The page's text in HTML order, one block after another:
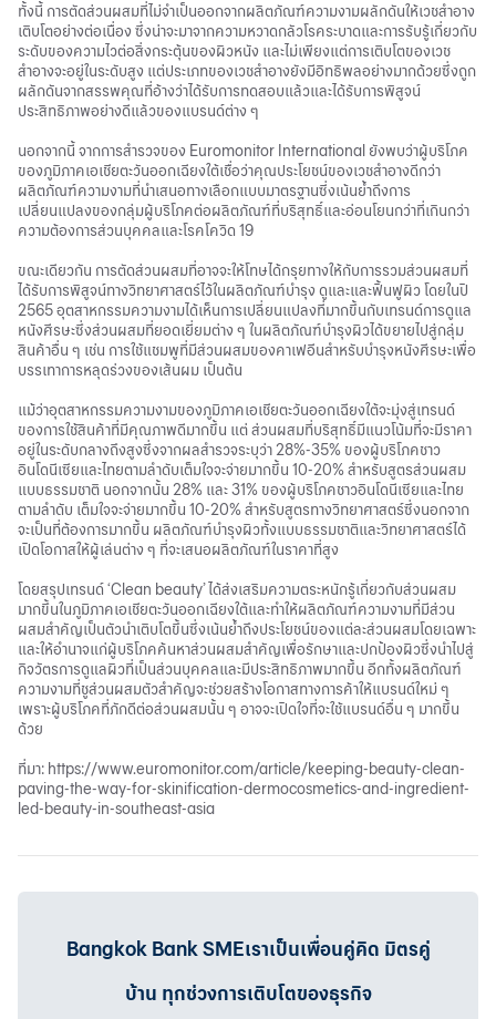
ทั้งนี้ การตัดส่วนผสมที่ไม่จำเป็นออกจากผลิตภัณฑ์ความงามผลักดันให้เวชสำอาง
เติบโตอย่างต่อเนื่อง ซึ่งน่าจะมาจากความหวาดกลัวโรคระบาดและการรับรู้เกี่ยวกับ
ระดับของความไวต่อสิ่งกระตุ้นของผิวหนัง และไม่เพียงแต่การเติบโตของเวช
สำอางจะอยู่ในระดับสูง แต่ประเภทของเวชสำอางยังมีอิทธิพลอย่างมากด้วยซึ่งถูก
ผลักดันจากสรรพคุณที่อ้างว่าได้รับการทดสอบแล้วและได้รับการพิสูจน์
ประสิทธิภาพอย่างดีแล้วของแบรนด์ต่าง ๆ
นอกจากนี้ จากการสำรวจของ Euromonitor International ยังพบว่าผู้บริโภค
ของภูมิภาคเอเชียตะวันออกเฉียงใต้เชื่อว่าคุณประโยชน์ของเวชสำอางดีกว่า
ผลิตภัณฑ์ความงามที่นำเสนอทางเลือกแบบมาตรฐานซี่งเน้นย้ำถึงการ
เปลี่ยนแปลงของกลุ่มผู้บริโภคต่อผลิตภัณฑ์ที่บริสุทธิ์และอ่อนโยนกว่าที่เกินกว่า
ความต้องการส่วนบุคคลและโรคโควิด 19
ขณะเดียวกัน การตัดส่วนผสมที่อาจจะให้โทษได้กรุยทางให้กับการรวมส่วนผสมที่
ได้รับการพิสูจน์ทางวิทยาศาสตร์ไว้ในผลิตภัณฑ์บำรุง ดูและและฟื้นฟูผิว โดยในปี
2565 อุตสาหกรรมความงามได้เห็นการเปลี่ยนแปลงที่มากขึ้นกับเทรนด์การดูแล
หนังศีรษะซึ่งส่วนผสมที่ยอดเยี่ยมต่าง ๆ ในผลิตภัณฑ์บำรุงผิวได้ขยายไปสู่กลุ่ม
สินค้าอื่น ๆ เช่น การใช้แชมพูที่มีส่วนผสมของคาเฟอีนสำหรับบำรุงหนังศีรษะเพื่อ
บรรเทาการหลุดร่วงของเส้นผม เป็นต้น
แม้ว่าอุตสาหกรรมความงามของภูมิภาคเอเชียตะวันออกเฉียงใต้จะมุ่งสู่เทรนด์
ของการใช้สินค้าที่มีคุณภาพดีมากขึ้น แต่ ส่วนผสมที่บริสุทธิ์มีแนวโน้มที่จะมีราคา
อยู่ในระดับกลางถึงสูงซึ่งจากผลสำรวจระบุว่า 28%-35% ของผู้บริโภคชาว
อินโดนีเซียและไทยตามลำดับเต็มใจจะจ่ายมากขึ้น 10-20% สำหรับสูตรส่วนผสม
แบบธรรมชาติ นอกจากนั้น 28% และ 31% ของผู้บริโภคชาวอินโดนีเซียและไทย
ตามลำดับ เต็มใจจะจ่ายมากขึ้น 10-20% สำหรับสูตรทางวิทยาศาสตร์ซึ่งนอกจาก
จะเป็นที่ต้องการมากขึ้น ผลิตภัณฑ์บำรุงผิวทั้งแบบธรรมชาติและวิทยาศาสตร์ได้
เปิดโอกาสให้ผู้เล่นต่าง ๆ ที่จะเสนอผลิตภัณฑ์ในราคาที่สูง
โดยสรุปเทรนด์ ‘Clean beauty’ ได้ส่งเสริมความตระหนักรู้เกี่ยวกับส่วนผสม
มากขึ้นในภูมิภาคเอเชียตะวันออกเฉียงใต้และทำให้ผลิตภัณฑ์ความงามที่มีส่วน
ผสมสำคัญเป็นตัวนำเติบโตขึ้นซึ่งเน้นย้ำถึงประโยชน์ของแต่ละส่วนผสมโดยเฉพาะ
และให้อำนาจแก่ผู้บริโภคค้นหาส่วนผสมสำคัญเพื่อรักษาและปกป้องผิวซึ่งนำไปสู่
กิจวัตรการดูแลผิวที่เป็นส่วนบุคคลและมีประสิทธิภาพมากขึ้น อีกทั้งผลิตภัณฑ์
ความงามที่ชูส่วนผสมตัวสำคัญจะช่วยสร้างโอกาสทางการค้าให้แบรนด์ใหม่ ๆ
เพราะผู้บริโภคที่ภักดีต่อส่วนผสมนั้น ๆ อาจจะเปิดใจที่จะใช้แบรนด์อื่น ๆ มากขึ้น
ด้วย
ที่มา: https://www.euromonitor.com/article/keeping-beauty-clean-
paving-the-way-for-skinification-dermocosmetics-and-ingredient-
led-beauty-in-southeast-asia
Bangkok Bank SMEเราเป็นเพื่อนคู่คิด มิตรคู่
บ้าน ทุกช่วงการเติบโตของธุรกิจ